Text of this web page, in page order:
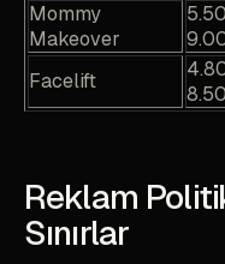
Mommy
Makeover
Facelift
Reklam
Sınırlar